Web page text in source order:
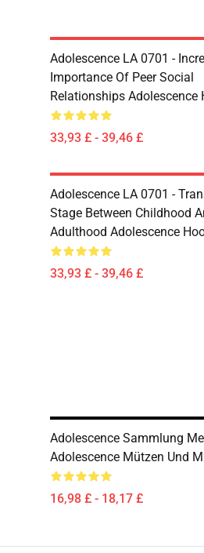
Adolescence LA 0701 -
Importance Of Peer Social
Relationships Adolescence
33,93 £ - 39,46 £
Adolescence LA 0701 -
Stage Between Childhood
Adulthood Adolescence
33,93 £ - 39,46 £
Adolescence Sammlung
Adolescence Mützen Und
16,98 £ - 18,17 £